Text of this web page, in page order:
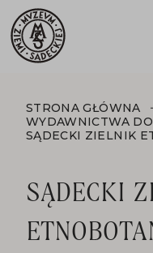
STRONA GŁÓWNA
WYDAWNICTWA
SĄDECKI